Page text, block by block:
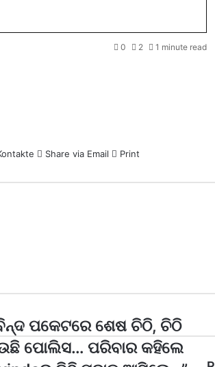
0 2 1 minute read
Share via Email Print
ପକେଟରେ ଶେଷ ଚିଠି, ଚିଠି
ପୋଲିସ… ପରିବାର କହିଲେ